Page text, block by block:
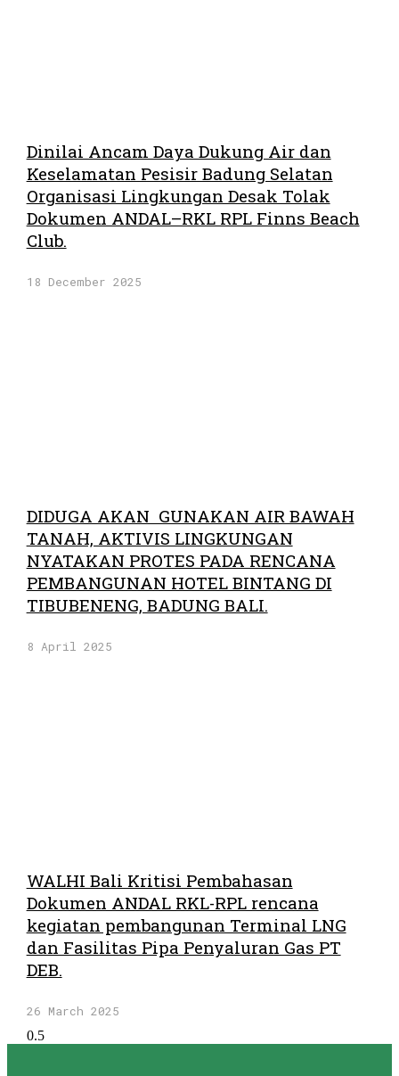
Dinilai Ancam Daya Dukung Air dan
Keselamatan Pesisir Badung Selatan
Organisasi Lingkungan Desak Tolak
Dokumen ANDAL–RKL RPL Finns Beach
Club.
18 December 2025
DIDUGA AKAN GUNAKAN AIR BAWAH
TANAH, AKTIVIS LINGKUNGAN
NYATAKAN PROTES PADA RENCANA
PEMBANGUNAN HOTEL BINTANG DI
TIBUBENENG, BADUNG BALI.
8 April 2025
WALHI Bali Kritisi Pembahasan
Dokumen ANDAL RKL-RPL rencana
kegiatan pembangunan Terminal LNG
dan Fasilitas Pipa Penyaluran Gas PT
DEB.
26 March 2025